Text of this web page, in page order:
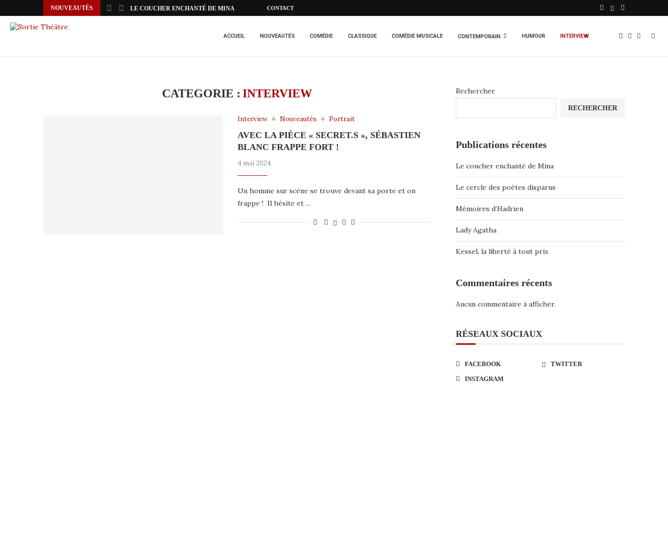
NOUVEAUTÉS LE COUCHER ENCHANTÉ DE MINA CONTACT
ACCUEIL NOUVEAUTÉS COMÉDIE CLASSIQUE COMÉDIE MUSICALE CONTEMPORAIN HUMOUR INTERVIEW
CATEGORIE : INTERVIEW
Interview Nouveautés Portrait
AVEC LA PIÈCE « SECRET.S », SÉBASTIEN
BLANC FRAPPE FORT !
4 mai 2024
Un homme sur scène se trouve devant sa porte et on
frappe ! Il hésite et …
Rechercher
RECHERCHER
Publications récentes
Le coucher enchanté de Mina
Le cercle des poètes disparus
Mémoires d’Hadrien
Lady Agatha
Kessel, la liberté à tout prix
Commentaires récents
Aucun commentaire à afficher.
RÉSEAUX SOCIAUX
FACEBOOK
TWITTER
INSTAGRAM